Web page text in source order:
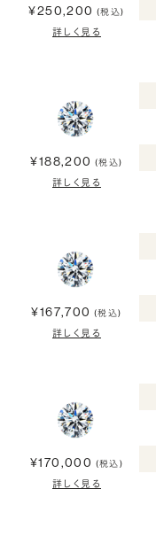
¥250,200 (税込)
詳しく見る
¥188,200 (税込)
詳しく見る
¥167,700 (税込)
詳しく見る
¥170,000 (税込)
詳しく見る